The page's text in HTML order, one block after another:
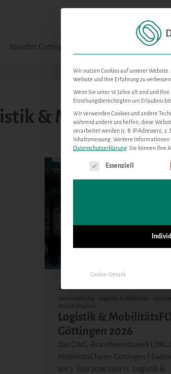
Standort Göttingen Für Unternehmen
& Mobilität
24.04.2026
Veranstaltung
Logistik & Mobilität
Nachhaltigkeit
Logistik &
Göttingen 2026
Das GWG-Branchennetzwerk L|MC
MobilitätsCluster Göttingen |
am 3. Juni 2026 zum 11. Logistik &
Wir nutzen Cookies auf unserer
Website und Ihre Erfahrung zu
Wenn Sie unter 16 Jahre alt sind und
Erziehungsberechtigten um Erlaubnis
Wir verwenden Cookies und andere
während andere uns helfen, diese
verarbeitet werden (z. B. IP-Adressen),
Inhaltsmessung. Weitere Informationen
Datenschutzerklärung Sie können Ihre
Es folgt eine Liste der
Essenziell
Cookie-Details